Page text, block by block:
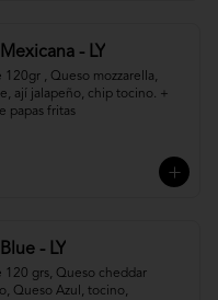
- LY
120gr , Queso mozzarella,
ají jalapeño, chip tocino. +
papas fritas
- LY
120 grs, Queso cheddar
Queso Azul, tocino,